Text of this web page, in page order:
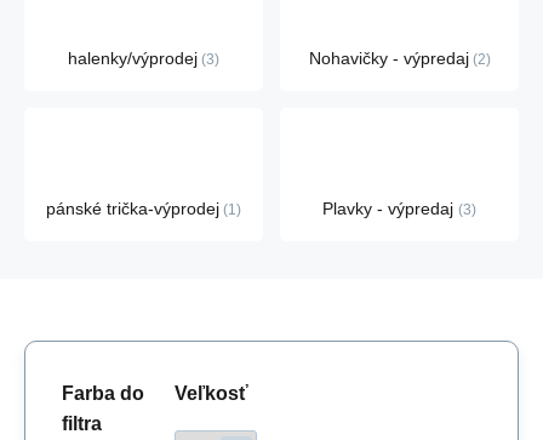
halenky/výprodej 3 Nohavičky - výpredaj 2
pánské trička-výprodej 1 Plavky - výpredaj 3
Farba do
filtra
Veľkosť